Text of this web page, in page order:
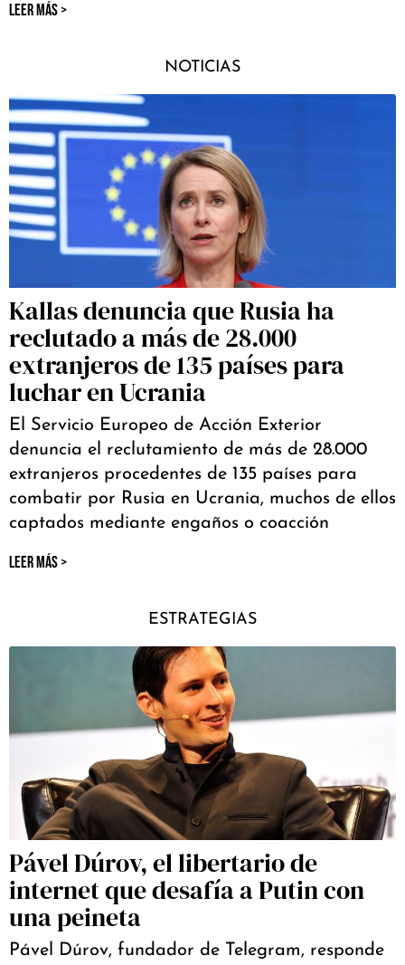
LEER MÁS >
NOTICIAS
Kallas denuncia que Rusia ha
reclutado a más de 28.000
extranjeros de 135 países para
luchar en Ucrania
El Servicio Europeo de Acción Exterior
denuncia el reclutamiento de más de 28.000
extranjeros procedentes de 135 países para
combatir por Rusia en Ucrania, muchos de ellos
captados mediante engaños o coacción
LEER MÁS >
ESTRATEGIAS
Pável Dúrov, el libertario de
internet que desafía a Putin con
una peineta
Pável Dúrov, fundador de Telegram, responde